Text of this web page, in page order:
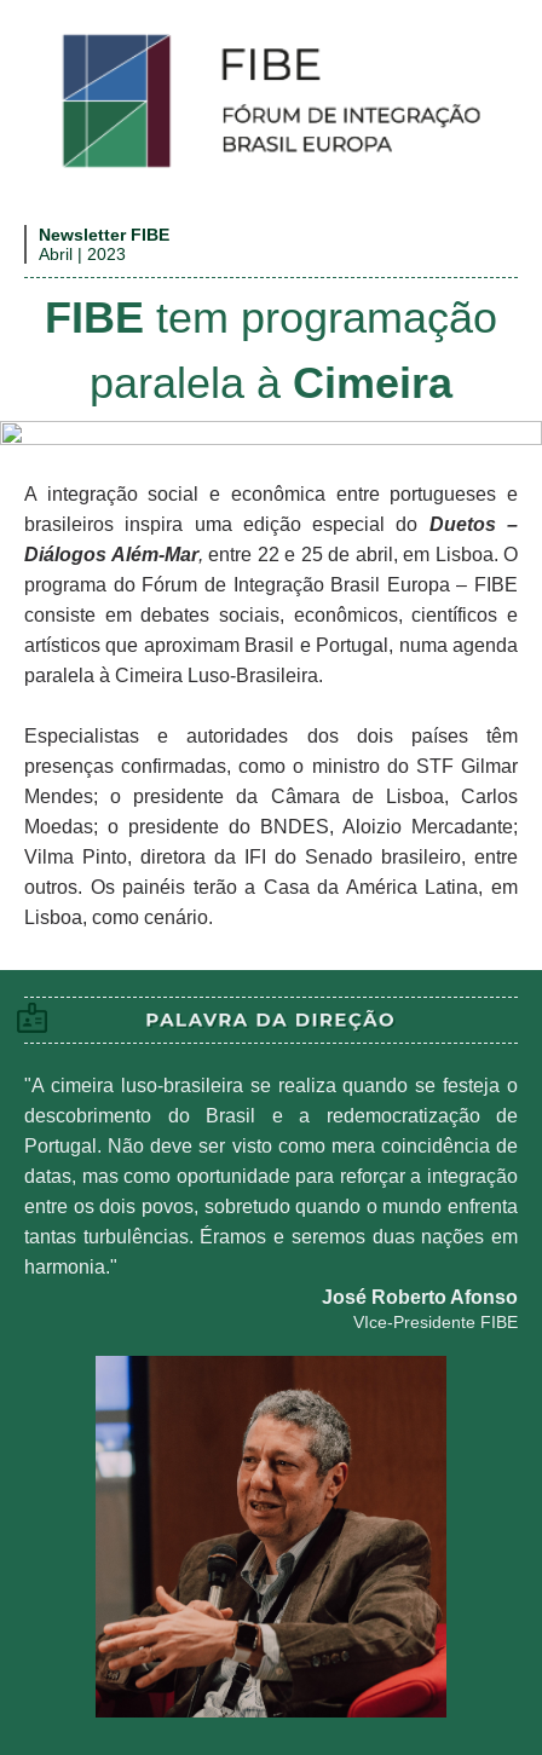
Newsletter FIBE
Abril | 2023
FIBE tem programação
paralela à Cimeira
A integração social e econômica entre portugueses e
brasileiros inspira uma edição especial do Duetos –
Diálogos Além-Mar, entre 22 e 25 de abril, em Lisboa. O
programa do Fórum de Integração Brasil Europa – FIBE
consiste em debates sociais, econômicos, científicos e
artísticos que aproximam Brasil e Portugal, numa agenda
paralela à Cimeira Luso-Brasileira.
Especialistas e autoridades dos dois países têm
presenças confirmadas, como o ministro do STF Gilmar
Mendes; o presidente da Câmara de Lisboa, Carlos
Moedas; o presidente do BNDES, Aloizio Mercadante;
Vilma Pinto, diretora da IFI do Senado brasileiro, entre
outros. Os painéis terão a Casa da América Latina, em
Lisboa, como cenário.
"A cimeira luso-brasileira se realiza quando se festeja o
descobrimento do Brasil e a redemocratização de
Portugal. Não deve ser visto como mera coincidência de
datas, mas como oportunidade para reforçar a integração
entre os dois povos, sobretudo quando o mundo enfrenta
tantas turbulências. Éramos e seremos duas nações em
harmonia."
José Roberto Afonso
VIce-Presidente FIBE